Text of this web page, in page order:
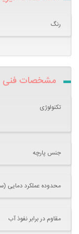
رنگ
مشخصات فنی
تکنولوژی
جنس پارچه
محدوده عملکرد دمایی
مقاوم در برابر نفوذ آب